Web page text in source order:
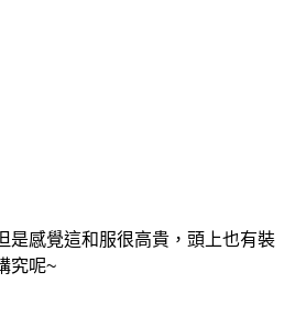
是感覺這和服很高貴，頭上也有裝
究呢~